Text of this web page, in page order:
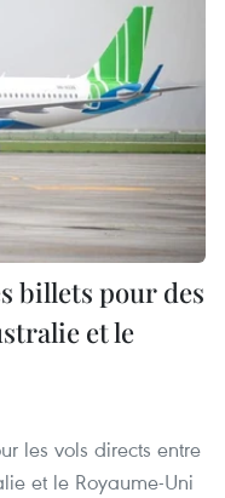
billets pour des
et le
les vols directs entre
et le Royaume-Uni